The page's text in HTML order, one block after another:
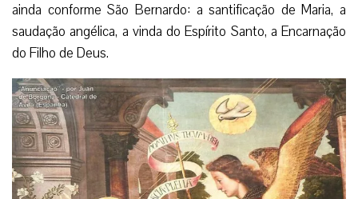
ainda conforme São Bernardo: a santificação de Maria, a
saudação angélica, a vinda do Espírito Santo, a Encarnação
do Filho de Deus.